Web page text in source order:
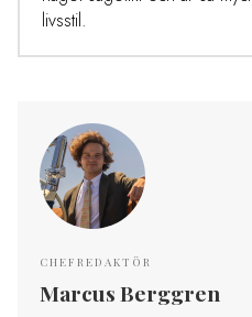
livsstil.
CHEFREDAKTÖR
Marcus Berggren